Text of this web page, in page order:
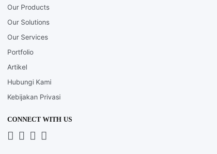
Our Products
Our Solutions
Our Services
Portfolio
Artikel
Hubungi Kami
Kebijakan Privasi
CONNECT WITH US